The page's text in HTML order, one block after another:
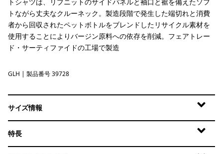
トながら丈夫なクルーネック。製造段階で発生した端切れと消費
者から回収されたペットボトルをブレンドしたリサイクル素材を
使用することによりバージン原料への依存を削減。フェアトレー
ド・サーティファイドの工場で製造
Gravel Heather
GLH | 製品番号 39728
サイズ情報
特長